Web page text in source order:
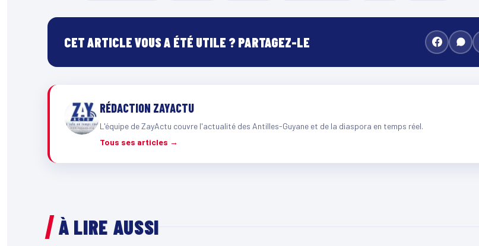
CET ARTICLE VOUS A ÉTÉ UTILE ? PARTAGEZ-LE
RÉDACTION ZAYACTU
L'équipe de ZayActu couvre l'actualité des Antilles-Guyane et de la diaspora en temps réel.
Tous ses articles →
À LIRE AUSSI